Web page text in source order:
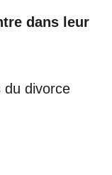
dans leur
du divorce